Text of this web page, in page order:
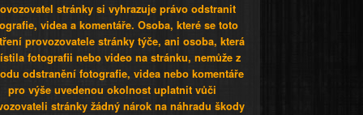
stránky si vyhrazuje právo odstranit
videa a komentáře. Osoba, které se toto
provozovatele stránky týče, ani osoba, která
fotografii nebo video na stránku, nemůže z
odstranění fotografie, videa nebo komentáře
pro výše uvedenou okolnost uplatnit vůči
stránky žádný nárok na náhradu škody